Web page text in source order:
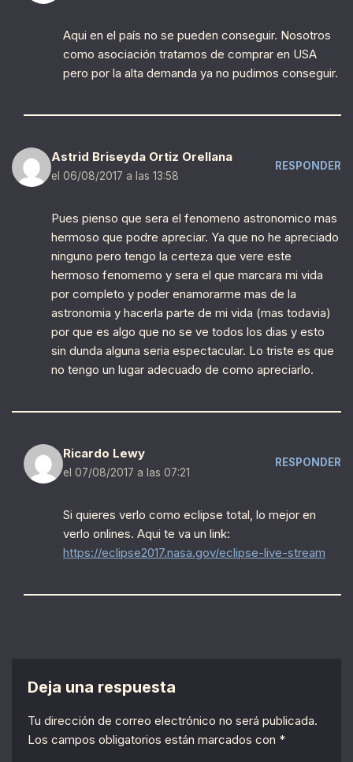
Aqui en el país no se pueden conseguir. Nosotros
como asociación tratamos de comprar en USA
pero por la alta demanda ya no pudimos conseguir.
Astrid Briseyda Ortiz Orellana
el 06/08/2017 a las 13:58
RESPONDER
Pues pienso que sera el fenomeno astronomico mas
hermoso que podre apreciar. Ya que no he apreciado
ninguno pero tengo la certeza que vere este
hermoso fenomemo y sera el que marcara mi vida
por completo y poder enamorarme mas de la
astronomia y hacerla parte de mi vida (mas todavia)
por que es algo que no se ve todos los dias y esto
sin dunda alguna seria espectacular. Lo triste es que
no tengo un lugar adecuado de como apreciarlo.
Ricardo Lewy
el 07/08/2017 a las 07:21
RESPONDER
Si quieres verlo como eclipse total, lo mejor en
verlo onlines. Aqui te va un link:
https://eclipse2017.nasa.gov/eclipse-live-stream
Deja una respuesta
Tu dirección de correo electrónico no será publicada.
Los campos obligatorios están marcados con *